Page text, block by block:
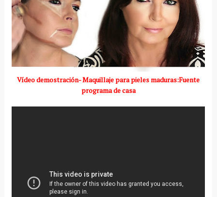
Vídeo demostración- Maquillaje para pieles maduras:Fuente
programa de casa